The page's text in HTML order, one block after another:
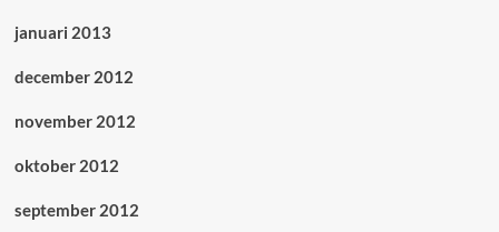
januari 2013
december 2012
november 2012
oktober 2012
september 2012